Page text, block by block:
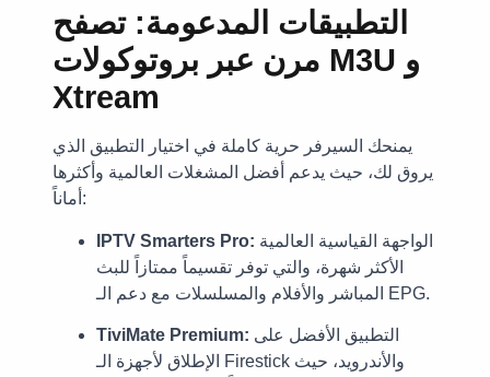
التطبيقات المدعومة: تصفح
مرن عبر بروتوكولات M3U و
Xtream
يمنحك السيرفر حرية كاملة في اختيار التطبيق الذي
يروق لك، حيث يدعم أفضل المشغلات العالمية وأكثرها
أماناً:
IPTV Smarters Pro:
الأكثر شهرة، والتي توفر تقسيماً ممتازاً للبث
المباشر والأفلام والمسلسلات مع دعم الـ EPG.
TiviMate Premium:
الإطلاق لأجهزة الـ Firestick والأندرويد، حيث